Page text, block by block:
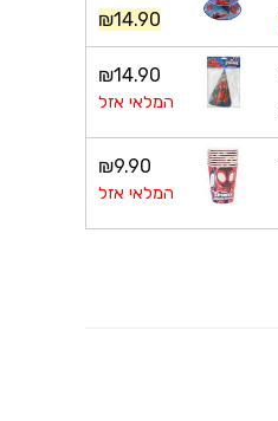
₪14.90
₪14.90
המלאי אזל
₪9.90
המלאי אזל